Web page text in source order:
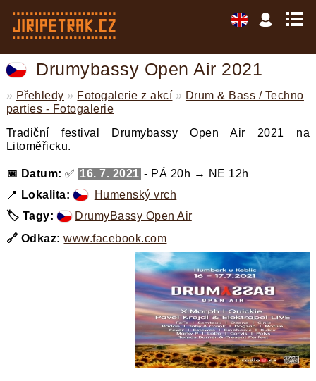
Drumybassy Open Air 2021
» Přehledy » Fotogalerie z akcí » Drum & Bass / Techno
parties - Fotogalerie
Tradiční festival Drumybassy Open Air 2021 na
Litoměřicku.
📅 Datum:✅ 16. 7. 2021 - PÁ 20h → NE 12h
📍 Lokalita:
Humenský vrch
🏷️ Tagy:
DrumyBassy Open Air,
🔗 Odkaz: www.facebook.com